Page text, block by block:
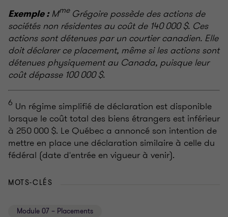
Exemple :MmeGrégoire possède des actions de
sociétés non résidentes au coût de 140 000 $. Ces
actions sont détenues par un courtier canadien. Elle
doit déclarer ce placement, même si les actions sont
détenues physiquement au Canada, puisque leur
coût dépasse 100 000 $.
6 Un régime simplifié de déclaration est disponible
lorsque le coût total des biens étrangers est inférieur
à 250 000 $. Le Québec a annoncé son intention de
mettre en place une déclaration similaire à celle du
fédéral (date d'entrée en vigueur à venir).
MOTS-CLÉS
Module 07 – Placements